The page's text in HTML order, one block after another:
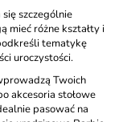
szczególnie
mieć różne kształty i
tematykę
uroczystości.
Twoich
akcesoria stołowe
pasować na